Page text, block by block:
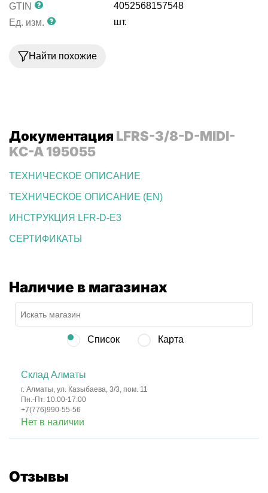
GTIN
4052568157548
Ед. изм.
шт.
Найти похожие
Документация LFRS-3/8-D-MIDI-
KC-A 195055
ТЕХНИЧЕСКОЕ ОПИСАНИЕ
ТЕХНИЧЕСКОЕ ОПИСАНИЕ (EN)
ИНСТРУКЦИЯ LFR-D-E3
СЕРТИФИКАТЫ
Наличие в магазинах
Список Карта
Склад Алматы
г. Алматы, ул. Казыбаева, 3/3, пом. 11
Пн.-Пт. 10:00-17:00
+7(776)990-55-56
Нет в наличии
Отзывы